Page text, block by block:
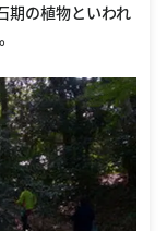
期の植物といわれ